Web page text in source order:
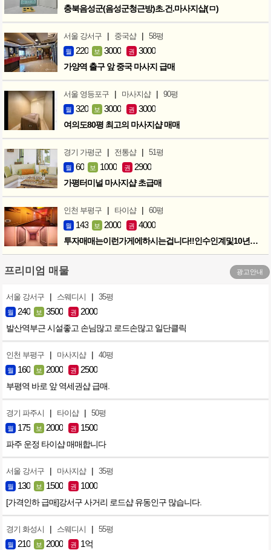
충북음성군(음성군청근방)초.건.마사지샵(ㅁ)
서울 강서구 | 중국샵 | 58평
월 220 보 3000 권 3000
가양역 출구 앞 중국 마사지 급매
서울 영등포구 | 마사지샵 | 90평
월 320 보 3000 권 3000
여의도80평 최고의 마사지샵 매매
경기 가평군 | 전통샵 | 51평
월 60 보 1000 권 2900
가평터미널 마사지샵 초급매
인천 부평구 | 타이샵 | 60평
월 143 보 2000 권 4000
투자매매는이런가게에하시는겁니다!!인수인계및10년노하우 모두승계
프리미엄 매물 광고안내
서울 강서구 | 스웨디시 | 35평
월 240 보 3500 권 2000
발산역부근 시설좋고 손님많고 로드손많고 일단클릭
인천 부평구 | 마사지샵 | 40평
월 160 보 2000 권 2500
부평역 바로 앞 역세권샵 급매.
경기 파주시 | 타이샵 | 50평
월 175 보 2000 권 1500
파주 운정 타이샵 매매합니다
서울 강서구 | 마사지샵 | 35평
월 130 보 1500 권 1000
[가격인하 급매]강서구 사거리 로드샵 유동인구 많습니다.
경기 화성시 | 스웨디시 | 55평
월 210 보 2000 권 1억